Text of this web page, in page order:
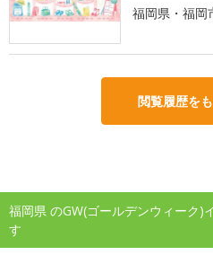
福岡県・福岡
閲覧履歴を
福岡県 のGW(ゴールデンウィーク)
す